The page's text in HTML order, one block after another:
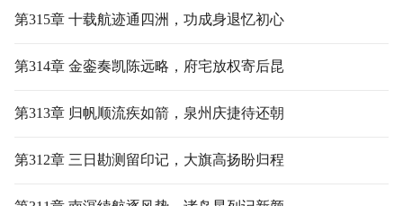
第315章 十载航迹通四洲，功成身退忆初心
第314章 金銮奏凯陈远略，府宅放权寄后昆
第313章 归帆顺流疾如箭，泉州庆捷待还朝
第312章 三日勘测留印记，大旗高扬盼归程